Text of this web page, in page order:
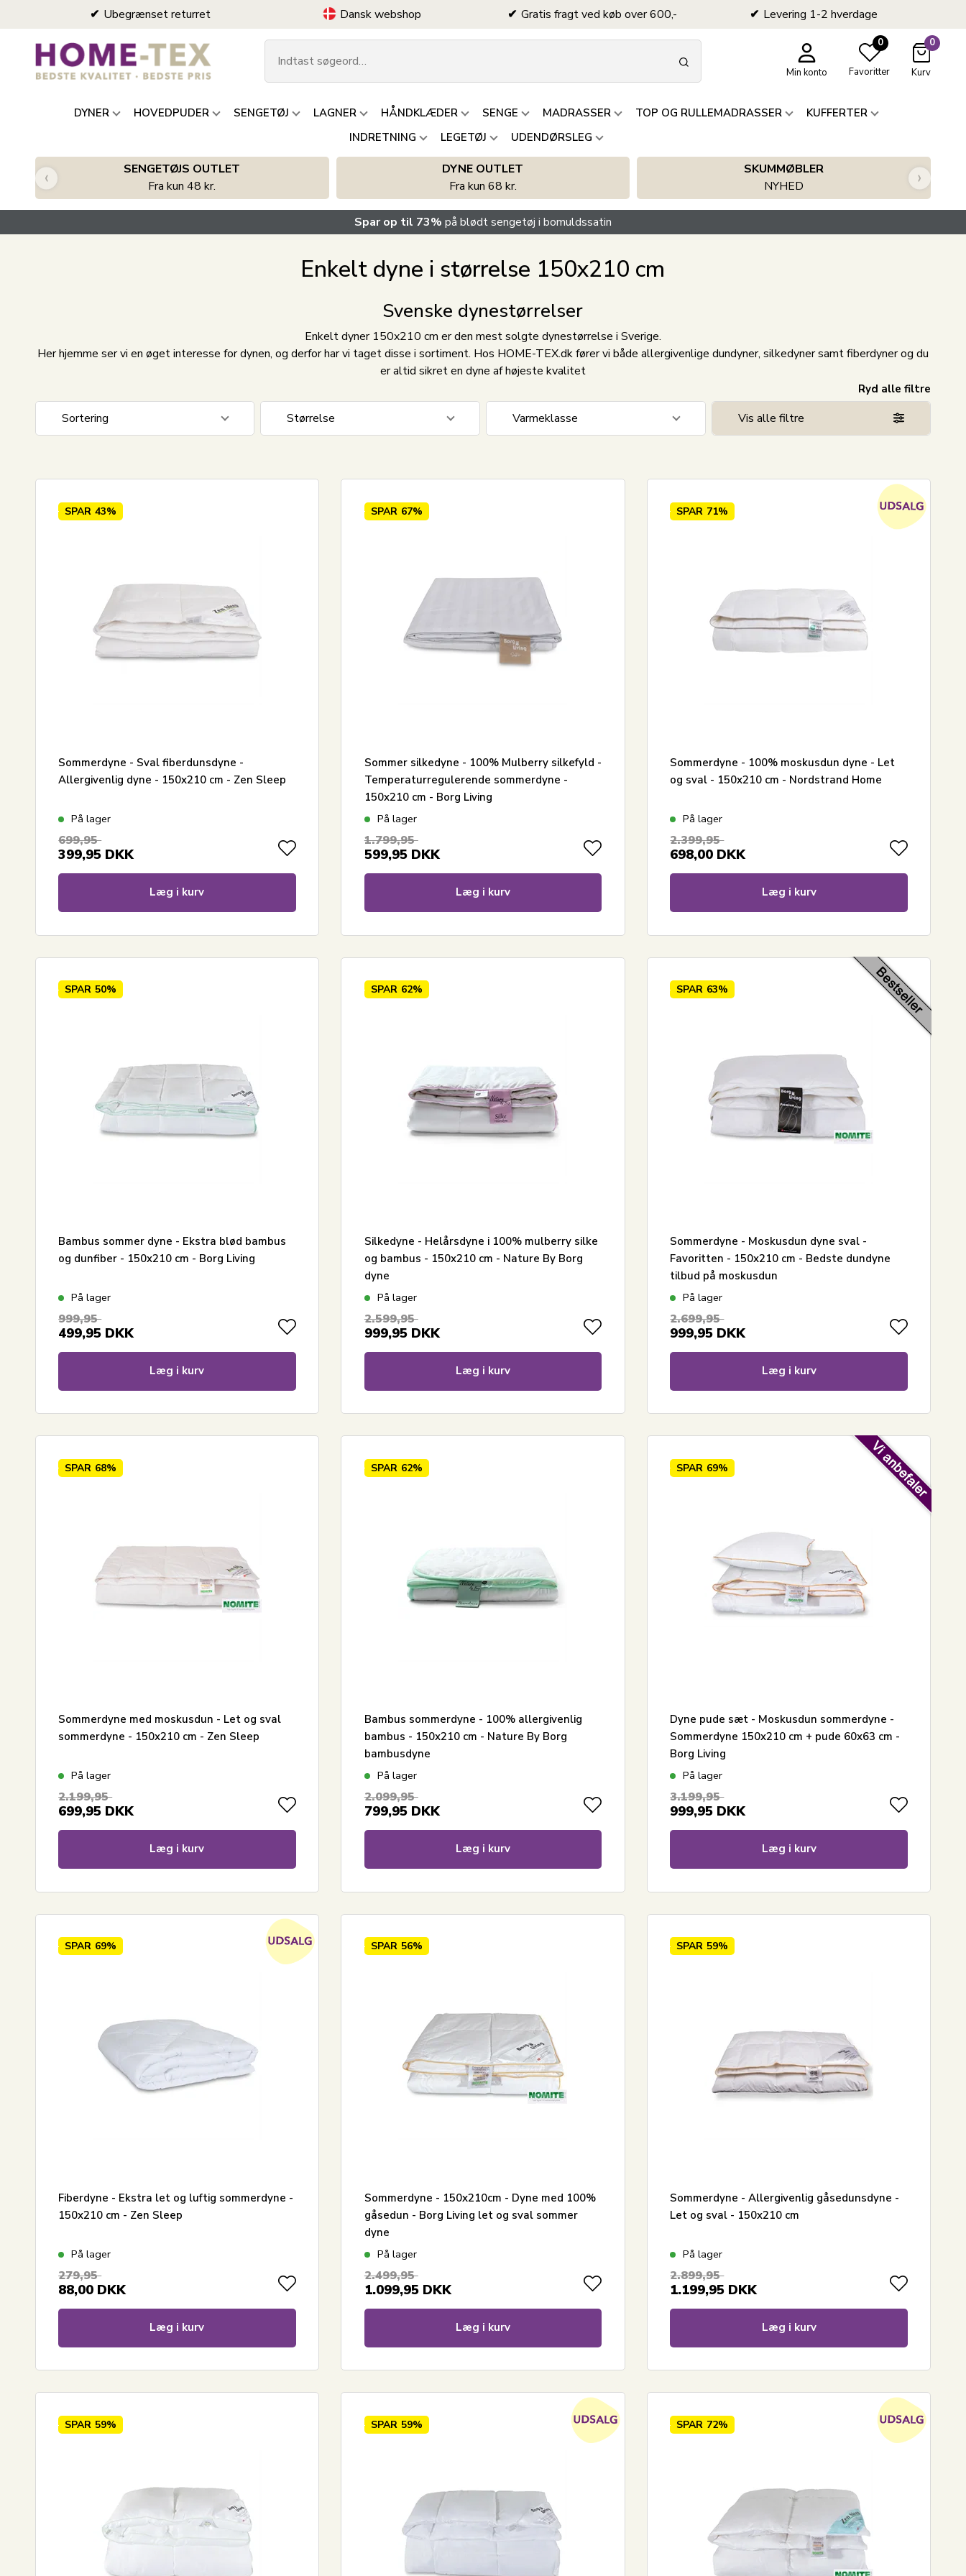
Ubegrænset returret Dansk webshop Gratis fragt ved køb over 600,- Levering 1-2 hverdage
Min konto
0
Favoritter
0
Kurv
DYNER HOVEDPUDER SENGETØJ LAGNER HÅNDKLÆDER SENGE MADRASSER TOP OG RULLEMADRASSER
KUFFERTER
INDRETNING
LEGETØJ UDENDØRSLEG
SENGETØJS OUTLET
Fra kun 48 kr.
DYNE OUTLET
Fra kun 68 kr.
SKUMMØBLER
NYHED
‹ ›
Spar op til 73% på blødt sengetøj i bomuldssatin
Enkelt dyne i størrelse 150x210 cm
Svenske dynestørrelser
Enkelt dyner 150x210 cm er den mest solgte dynestørrelse i Sverige.
Her hjemme ser vi en øget interesse for dynen, og derfor har vi taget disse i sortiment. Hos HOME-TEX.dk fører vi både allergivenlige dundyner, silkedyner samt fiberdyner og du
er altid sikret en dyne af højeste kvalitet
Ryd alle filtre
Sortering
Nyeste
Størrelse
Varmeklasse
7
Vis alle filtre
SPAR 43%
Sommerdyne - Sval fiberdunsdyne -
Allergivenlig dyne - 150x210 cm - Zen Sleep
På lager
699,95
399,95 DKK
Læg i kurv
SPAR 67%
Sommer silkedyne - 100% Mulberry silkefyld -
Temperaturregulerende sommerdyne -
150x210 cm - Borg Living
På lager
1.799,95
599,95 DKK
Læg i kurv
SPAR 71%
Sommerdyne - 100% moskusdun dyne - Let
og sval - 150x210 cm - Nordstrand Home
På lager
2.399,95
698,00 DKK
Læg i kurv
SPAR 50%
Bambus sommer dyne - Ekstra blød bambus
og dunfiber - 150x210 cm - Borg Living
På lager
999,95
499,95 DKK
Læg i kurv
SPAR 62%
Silkedyne - Helårsdyne i 100% mulberry silke
og bambus - 150x210 cm - Nature By Borg
dyne
På lager
2.599,95
999,95 DKK
Læg i kurv
SPAR 63%
Sommerdyne - Moskusdun dyne sval -
Favoritten - 150x210 cm - Bedste dundyne
tilbud på moskusdun
På lager
2.699,95
999,95 DKK
Læg i kurv
SPAR 68%
Sommerdyne med moskusdun - Let og sval
sommerdyne - 150x210 cm - Zen Sleep
På lager
2.199,95
699,95 DKK
Læg i kurv
SPAR 62%
Bambus sommerdyne - 100% allergivenlig
bambus - 150x210 cm - Nature By Borg
bambusdyne
På lager
2.099,95
799,95 DKK
Læg i kurv
SPAR 69%
Dyne pude sæt - Moskusdun sommerdyne -
Sommerdyne 150x210 cm + pude 60x63 cm -
Borg Living
På lager
3.199,95
999,95 DKK
Læg i kurv
SPAR 69%
Fiberdyne - Ekstra let og luftig sommerdyne -
150x210 cm - Zen Sleep
På lager
279,95
88,00 DKK
Læg i kurv
SPAR 56%
Sommerdyne - 150x210cm - Dyne med 100%
gåsedun - Borg Living let og sval sommer
dyne
På lager
2.499,95
1.099,95 DKK
Læg i kurv
SPAR 59%
Sommerdyne - Allergivenlig gåsedunsdyne -
Let og sval - 150x210 cm
På lager
2.899,95
1.199,95 DKK
Læg i kurv
SPAR 59% SPAR 59% SPAR 72%